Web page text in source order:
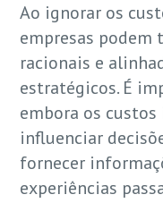
Ao ignorar os
empresas podem
racionais e
estratégicos. É
embora os
influenciar
fornecer
experiências